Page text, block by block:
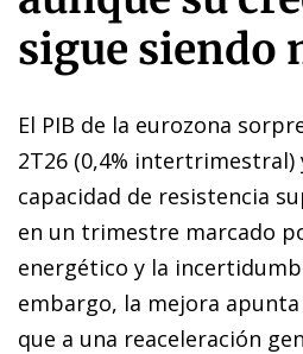
sigue siendo
El PIB de la eurozona
2T26 (0,4%
capacidad de resistencia
en un trimestre marcado
energético y la
embargo, la mejora
que a una reaceleración